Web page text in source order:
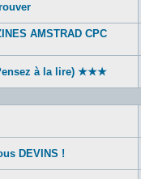
AMSTRAD CPC
à la lire) ★★★
DEVINS !